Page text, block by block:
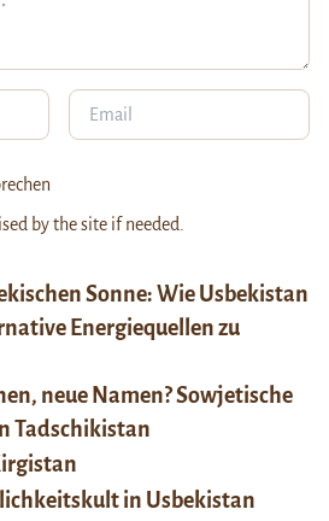
Sonne: Wie Usbekistan
Energiequellen zu
neue Namen? Sowjetische
Tadschikistan
in Usbekistan
by the site if needed.